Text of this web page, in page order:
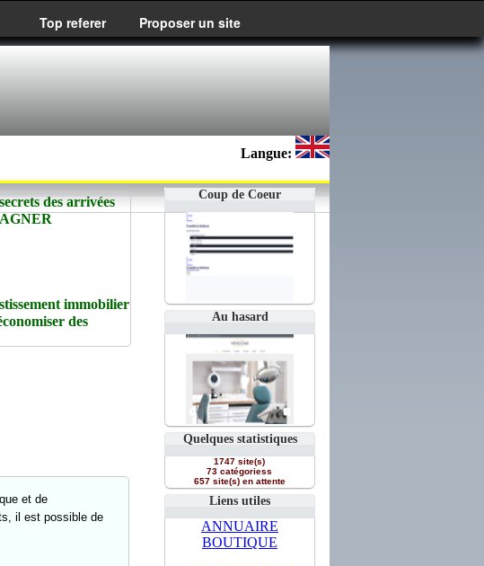
Top referer
Proposer un site
Langue:
Coup de Coeur
Au hasard
Quelques statistiques
1747 site(s)
73 catégoriess
657 site(s) en attente
Liens utiles
ANNUAIRE
BOUTIQUE
des arrivées
immobilier
des
et de
il est possible de